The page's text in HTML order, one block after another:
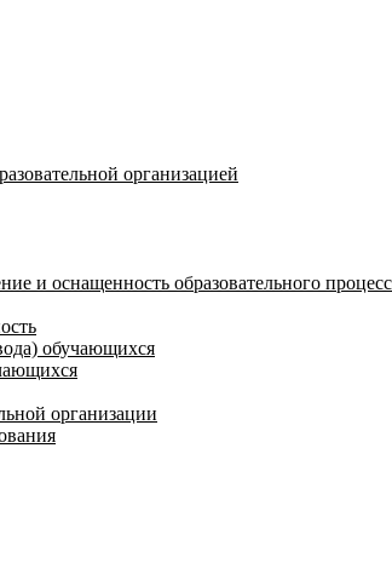
организацией
и оснащенность образовательного
обучающихся
организации